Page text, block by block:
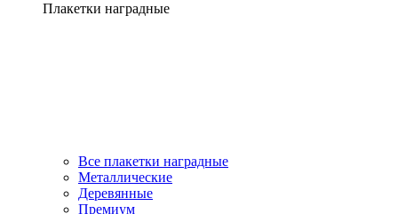
Плакетки наградные
Все плакетки наградные
Металлические
Деревянные
Премиум